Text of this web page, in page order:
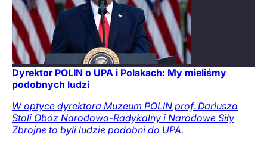
Dyrektor POLIN o UPA i Polakach: My mieliśmy
podobnych ludzi
W optyce dyrektora Muzeum POLIN prof. Dariusza
Stoli Obóz Narodowo-Radykalny i Narodowe Siły
Zbrojne to byli ludzie podobni do UPA.